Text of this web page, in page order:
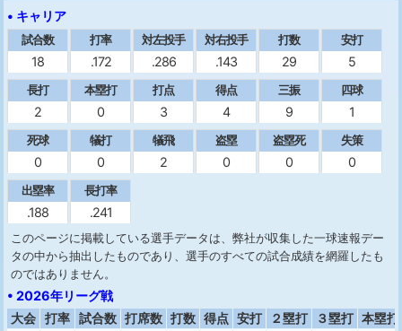
• キャリア
試合数
18
打率
.172
対左投手
.286
対右投手
.143
打数
29
安打
5
長打
2
本塁打
0
打点
3
得点
4
三振
9
四球
1
死球
0
犠打
0
犠飛
2
盗塁
0
盗塁死
0
失策
0
出塁率
.188
長打率
.241
このページに掲載している選手データは、弊社が収集した一球速報デー
タの中から抽出したものであり、選手のすべての試合成績を網羅したも
のではありません。
• 2026年リーグ戦
大会 打率 試合数 打席数 打数 得点 安打 ２塁打 ３塁打 本塁打